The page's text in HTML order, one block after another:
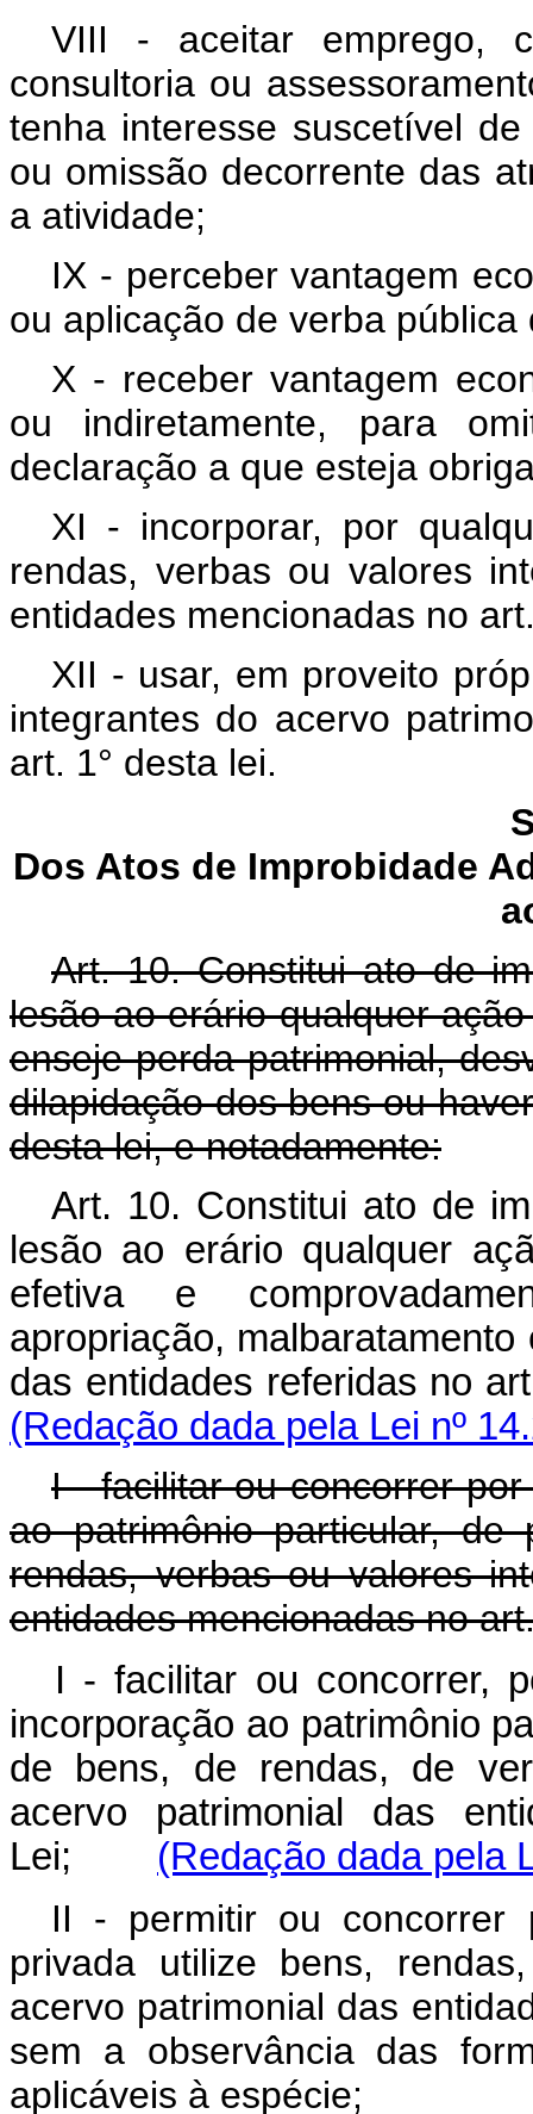
VIII - aceitar emprego,
consultoria ou
tenha interesse suscetível
ou omissão decorrente das
a atividade;
IX - perceber vantagem
ou aplicação de verba
X - receber vantagem
ou indiretamente, para
declaração a que esteja
XI - incorporar, por
rendas, verbas ou valores
entidades mencionadas no
XII - usar, em proveito
integrantes do acervo
art. 1° desta lei.
Dos Atos de Improbidade
Art. 10. Constitui ato de
lesão ao erário qualquer
enseje perda patrimonial,
dilapidação dos bens ou
desta lei, e notadamente:
Art. 10. Constitui ato de
lesão ao erário qualquer
efetiva e
apropriação,
das entidades referidas
(Redação dada pela Lei nº
I - facilitar ou concorrer
ao patrimônio particular,
rendas, verbas ou valores
entidades mencionadas no
I - facilitar ou concorrer,
incorporação ao patrimônio
de bens, de rendas, de
acervo patrimonial das
Lei; (Redação dada pela
II - permitir ou concorrer
privada utilize bens,
acervo patrimonial das
sem a observância das
aplicáveis à espécie;